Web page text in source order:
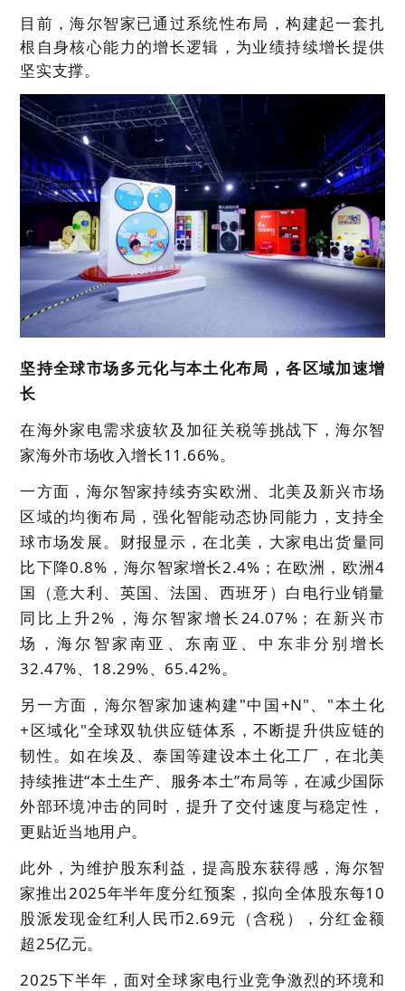
目前，海尔智家已通过系统性布局，构建起一套扎
根自身核心能力的增长逻辑，为业绩持续增长提供
坚实支撑。
坚持全球市场多元化与本土化布局，各区域加速增
长
在海外家电需求疲软及加征关税等挑战下，海尔智
家海外市场收入增长11.66%。
一方面，海尔智家持续夯实欧洲、北美及新兴市场
区域的均衡布局，强化智能动态协同能力，支持全
球市场发展。财报显示，在北美，大家电出货量同
比下降0.8%，海尔智家增长2.4%；在欧洲，欧洲4
国（意大利、英国、法国、西班牙）白电行业销量
同比上升2%，海尔智家增长24.07%；在新兴市
场，海尔智家南亚、东南亚、中东非分别增长
32.47%、 18.29%、 65.42%。
另一方面，海尔智家加速构建"中国+N"、"本土化
+区域化"全球双轨供应链体系，不断提升供应链的
韧性。如在埃及、泰国等建设本土化工厂，在北美
持续推进“本土生产、服务本土”布局等，在减少国际
外部环境冲击的同时，提升了交付速度与稳定性，
更贴近当地用户。
此外，为维护股东利益，提高股东获得感，海尔智
家推出2025年半年度分红预案，拟向全体股东每10
股派发现金红利人民币2.69元（含税），分红金额
超25亿元。
2025下半年，面对全球家电行业竞争激烈的环境和